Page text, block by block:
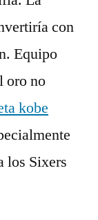
con
Equipo
oro no
kobe
los Sixers